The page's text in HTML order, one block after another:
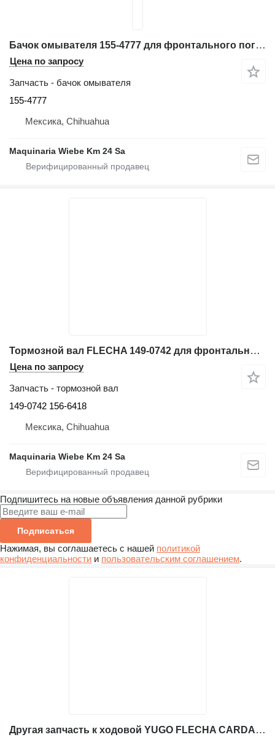
Бачок омывателя 155-4777 для фронтального погрузчика Caterpillar 966G
Цена по запросу
Запчасть - бачок омывателя
155-4777
Мексика, Chihuahua
Maquinaria Wiebe Km 24 Sa
Тормозной вал FLECHA 149-0742 для фронтального погрузчика Caterpillar 966G
Цена по запросу
Запчасть - тормозной вал
149-0742 156-6418
Мексика, Chihuahua
Maquinaria Wiebe Km 24 Sa
Подпишитесь на новые объявления данной рубрики
Подписаться
Нажимая, вы соглашаетесь с нашей политикой
конфиденциальности и пользовательским соглашением.
Другая запчасть к ходовой YUGO FLECHA CARDAN 125-8808 для фронтального погрузчика Caterpillar 966K, 966H, 966G, 972K, 972H, 972